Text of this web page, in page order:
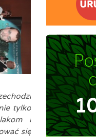
tylko
i
się